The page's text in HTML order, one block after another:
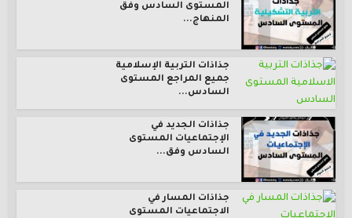
المستوى السادس وفق
المنهاج...
جذاذات التربية الإسلامية
جميع المراجع المستوى
السادس...
جذاذات الجديد في
الإجتماعيات المستوى
السادس وفق...
جذاذات المسار في
الاجتماعيات المستوى